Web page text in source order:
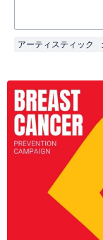
アーティスティック